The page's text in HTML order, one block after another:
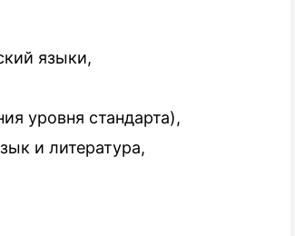
языки,
уровня стандарта),
и литература,